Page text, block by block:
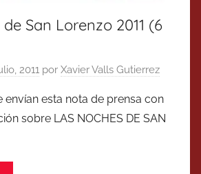
San Lorenzo 2011 (6
2011 por Xavier Valls Gutierrez
envían esta nota de prensa con
sobre LAS NOCHES DE SAN